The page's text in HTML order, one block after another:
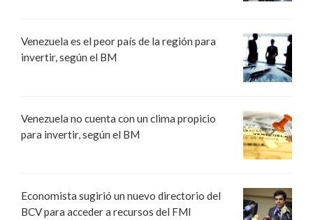
Venezuela es el peor país de la región para
invertir, según el BM
Venezuela no cuenta con un clima propicio
para invertir, según el BM
Economista sugirió un nuevo directorio del
BCV para acceder a recursos del FMI